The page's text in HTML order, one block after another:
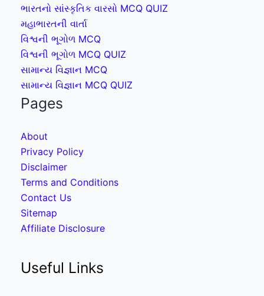
ભારતનો સાંસ્કૃતિક વારસો MCQ QUIZ
મહાભારતની વાર્તા
વિશ્વની ભૂગોળ MCQ
વિશ્વની ભૂગોળ MCQ QUIZ
સામાન્ય વિજ્ઞાન MCQ
સામાન્ય વિજ્ઞાન MCQ QUIZ
Pages
About
Privacy Policy
Disclaimer
Terms and Conditions
Contact Us
Sitemap
Affiliate Disclosure
Useful Links